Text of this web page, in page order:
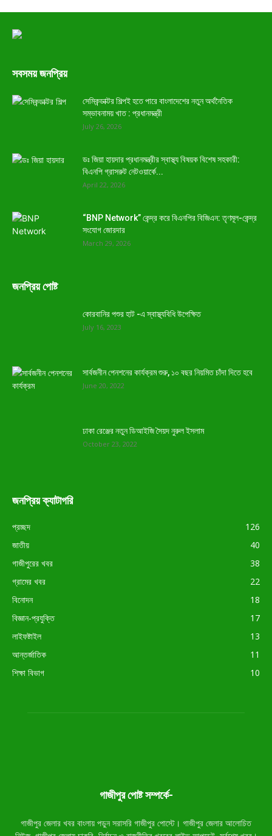
সবসময় জনপ্রিয়
সেমিকন্ডাক্টর শিল্পই হতে পারে বাংলাদেশের নতুন অর্থনৈতিক
সম্ভাবনাময় খাত : প্রধানমন্ত্রী
July 26, 2026
ডঃ জিয়া হায়দার প্রধানমন্ত্রীর স্বাস্থ্য বিষয়ক বিশেষ সহকারী:
বিএনপি গ্রাসরুট নেটওয়ার্কে...
April 22, 2026
“BNP Network” কেন্দ্র করে বিএনপির বিজিএন: তৃণমূল-কেন্দ্র
সংযোগ জোরদার
March 29, 2026
জনপ্রিয় পোষ্ট
কোরবানির পশুর হাট -এ স্বাস্থ্যবিধি উপেক্ষিত
July 16, 2023
সার্বজনীন পেনশনের কার্যক্রম শুরু, ১০ বছর নিয়মিত চাঁদা দিতে হবে
June 20, 2022
ঢাকা রেঞ্জের নতুন ডিআইজি সৈয়দ নুরুল ইসলাম
October 23, 2022
জনপ্রিয় ক্যাটাগরি
প্রচ্ছদ
126
জাতীয়
40
গাজীপুরের খবর
38
গ্রামের খবর
22
বিনোদন
18
বিজ্ঞান-প্রযুক্তি
17
লাইফষ্টাইল
13
আন্তর্জাতিক
11
শিক্ষা বিভাগ
10
গাজীপুর পোষ্ট সম্পর্কে-
গাজীপুর জেলার খবর বাংলায় পড়ুন সরাসরি গাজীপুর পোস্টে। গাজীপুর জেলার আলোচিত